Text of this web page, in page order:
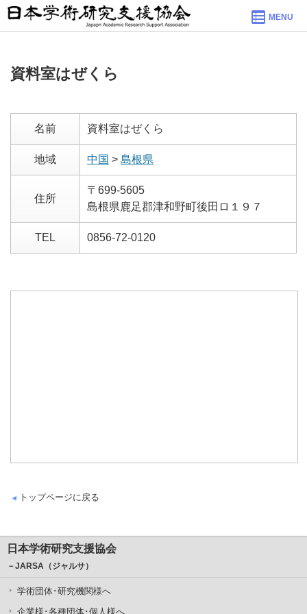
MENU
資料室はぜくら
名前 資料室はぜくら
地域 中国 > 島根県
住所
〒699-5605
島根県鹿足郡津和野町後田ロ１９７
TEL 0856-72-0120
トップページに戻る
日本学術研究支援協会
－JARSA（ジャルサ）
学術団体･研究機関様へ
企業様･各種団体･個人様へ